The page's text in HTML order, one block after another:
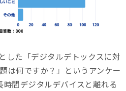
した「デジタルデトックスに対
は何ですか？」というアンケー
間デジタルデバイスと離れる